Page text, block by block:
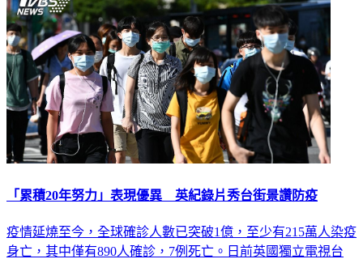
「累積20年努力」表現優異 英紀錄片秀台街景讚防疫
疫情延燒至今，全球確診人數已突破1億，至少有215萬人染疫
身亡，其中僅有890人確診，7例死亡。日前英國獨立電視台